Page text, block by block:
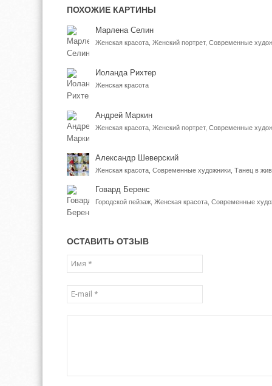
ПОХОЖИЕ КАРТИНЫ
Марлена Селин
Женская красота, Женский портрет, Современные
Иоланда Рихтер
Женская красота
Андрей Маркин
Женская красота, Женский портрет, Современные
Александр Шеверский
Женская красота, Современные художники, Танец в
Говард Беренс
Городской пейзаж, Женская красота, Современные
ОСТАВИТЬ ОТЗЫВ